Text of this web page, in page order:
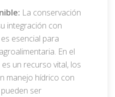
La conservación
integración con
esencial para
En el
un recurso vital, los
manejo hídrico con
ser